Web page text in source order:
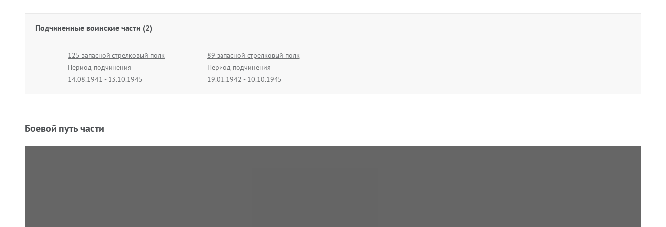
Подчиненные воинские части (2)
125 запасной стрелковый полк
Период подчинения
14.08.1941 - 13.10.1945
89 запасной стрелковый полк
Период подчинения
19.01.1942 - 10.10.1945
Боевой путь части